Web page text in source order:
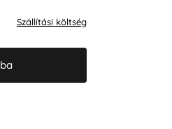
Szállítási költség